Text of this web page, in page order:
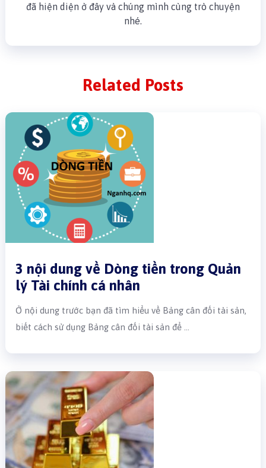
đã hiện diện ở đây và chúng mình cùng trò chuyện
nhé.
Related Posts
3 nội dung về Dòng tiền trong Quản
lý Tài chính cá nhân
Ở nội dung trước bạn đã tìm hiểu về Bảng cân đối tài sản,
biết cách sử dụng Bảng cân đối tài sản để …